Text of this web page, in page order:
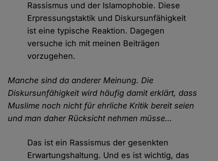
Rassismus und der Islamophobie. Diese
Erpressungstaktik und Diskursunfähigkeit
ist eine typische Reaktion. Dagegen
versuche ich mit meinen Beiträgen
vorzugehen.
Manche sind da anderer Meinung. Die
Diskursunfähigkeit wird häufig damit erklärt, dass
Muslime noch nicht für ehrliche Kritik bereit seien
und man daher Rücksicht nehmen müsse…
Das ist ein Rassismus der gesenkten
Erwartungshaltung. Und es ist wichtig, das